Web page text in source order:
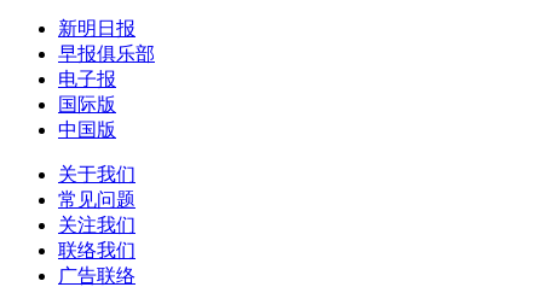
新明日报
早报俱乐部
电子报
国际版
中国版
关于我们
常见问题
关注我们
联络我们
广告联络